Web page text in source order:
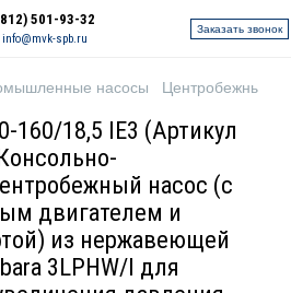
501-93-32
info@mvk-spb.ru
Заказать звонок
насосы Центробежные
160/18,5 IE3 (Артикул
насос (с
двигателем и
из нержавеющей
3LPHW/I для